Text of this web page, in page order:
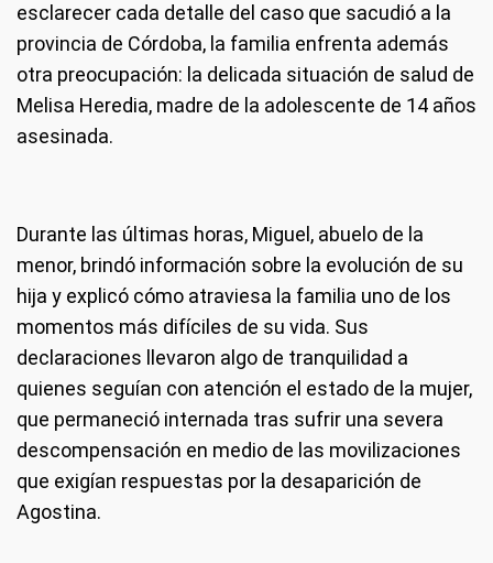
esclarecer cada detalle del caso que sacudió a la
provincia de Córdoba, la familia enfrenta además
otra preocupación: la delicada situación de salud de
Melisa Heredia, madre de la adolescente de 14 años
asesinada.
Durante las últimas horas, Miguel, abuelo de la
menor, brindó información sobre la evolución de su
hija y explicó cómo atraviesa la familia uno de los
momentos más difíciles de su vida. Sus
declaraciones llevaron algo de tranquilidad a
quienes seguían con atención el estado de la mujer,
que permaneció internada tras sufrir una severa
descompensación en medio de las movilizaciones
que exigían respuestas por la desaparición de
Agostina.